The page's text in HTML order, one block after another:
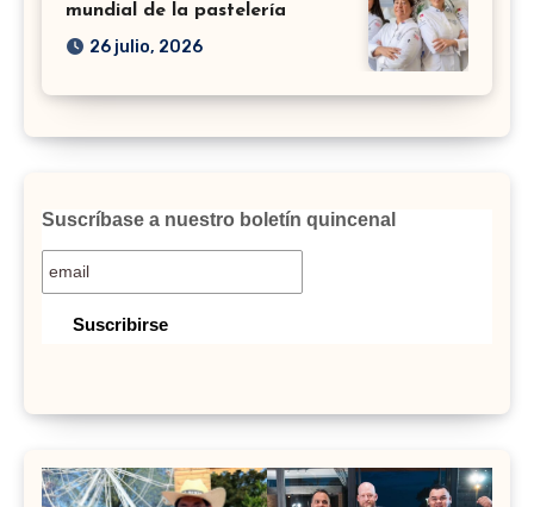
mundial de la pastelería
26 julio, 2026
Suscríbase a nuestro boletín quincenal